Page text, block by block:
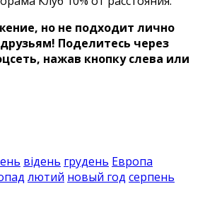
но не подходит лично
Поделитесь через
нажав кнопку слева или
відень грудень Европа
лютий новый год серпень